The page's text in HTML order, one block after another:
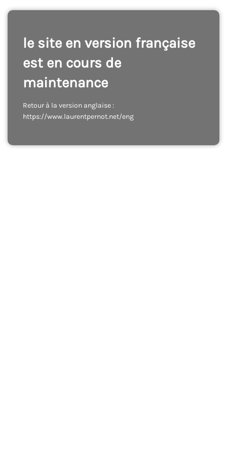
le site en version française
est en cours de
maintenance
Retour à la version anglaise :
https://www.laurentpernot.net/eng